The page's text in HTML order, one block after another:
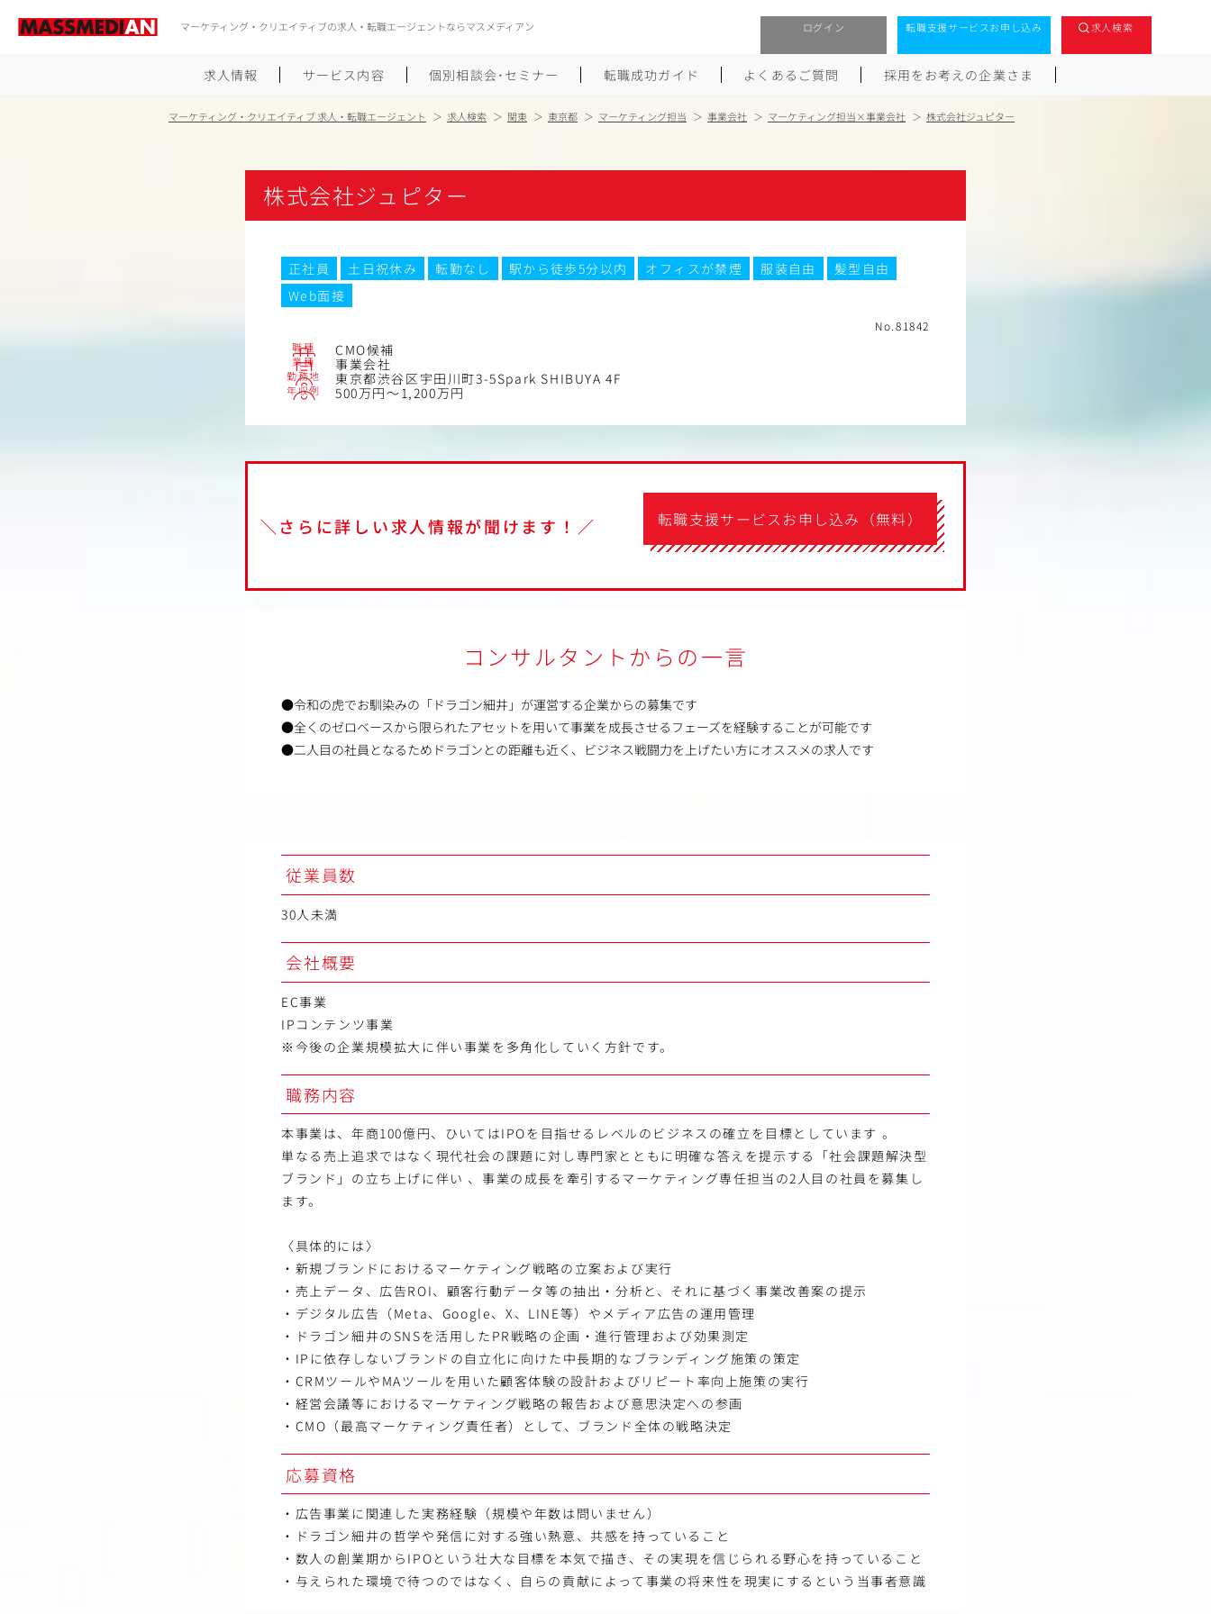
マーケティング・クリエイティブの求人・転職エージェントならマスメディアン ログイン 転職支援サービスお申し込み 求人検索
求人情報 サービス内容 個別相談会･セミナー 転職成功ガイド
転職活動を始めるにあたり
履歴書のつくり方
ポートフォリオのつくり方
メーカー・事業会社への転職
しゅふクリ･ママクリ転職
よくあるご質問 採用をお考えの企業さま
マーケティング・クリエイティブ 求人・転職エージェント 求人検索 関東 東京都 マーケティング担当 事業会社 マーケティング担当×事業会社 株式会社ジュピター
株式会社ジュピター
正社員 土日祝休み 転勤なし 駅から徒歩5分以内 オフィスが禁煙 服装自由
髪型自由
Web面接
No.81842
職種 CMO候補
業種 事業会社
勤務地 東京都渋谷区宇田川町3-5Spark SHIBUYA 4F
年収例 500万円～1,200万円
＼さらに詳しい求人情報が聞けます！／ 転職支援サービスお申し込み（無料）
コンサルタントからの一言
●令和の虎でお馴染みの「ドラゴン細井」が運営する企業からの募集です
●全くのゼロベースから限られたアセットを用いて事業を成長させるフェーズを経験することが可能です
●二人目の社員となるためドラゴンとの距離も近く、ビジネス戦闘力を上げたい方にオススメの求人です
従業員数
30人未満
会社概要
EC事業
IPコンテンツ事業
※今後の企業規模拡大に伴い事業を多角化していく方針です。
職務内容
本事業は、年商100億円、ひいてはIPOを目指せるレベルのビジネスの確立を目標としています 。
単なる売上追求ではなく現代社会の課題に対し専門家とともに明確な答えを提示する「社会課題解決型
ブランド」の立ち上げに伴い 、事業の成長を牽引するマーケティング専任担当の2人目の社員を募集し
ます。
〈具体的には〉
・新規ブランドにおけるマーケティング戦略の立案および実行
・売上データ、広告ROI、顧客行動データ等の抽出・分析と、それに基づく事業改善案の提示
・デジタル広告（Meta、Google、X、LINE等）やメディア広告の運用管理
・ドラゴン細井のSNSを活用したPR戦略の企画・進行管理および効果測定
・IPに依存しないブランドの自立化に向けた中長期的なブランディング施策の策定
・CRMツールやMAツールを用いた顧客体験の設計およびリピート率向上施策の実行
・経営会議等におけるマーケティング戦略の報告および意思決定への参画
・CMO（最高マーケティング責任者）として、ブランド全体の戦略決定
応募資格
・広告事業に関連した実務経験（規模や年数は問いません）
・ドラゴン細井の哲学や発信に対する強い熱意、共感を持っていること
・数人の創業期からIPOという壮大な目標を本気で描き、その実現を信じられる野心を持っていること
・与えられた環境で待つのではなく、自らの貢献によって事業の将来性を現実にするという当事者意識